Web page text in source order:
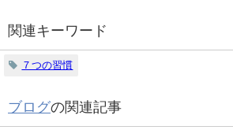
関連キーワード
７つの習慣
ブログの関連記事